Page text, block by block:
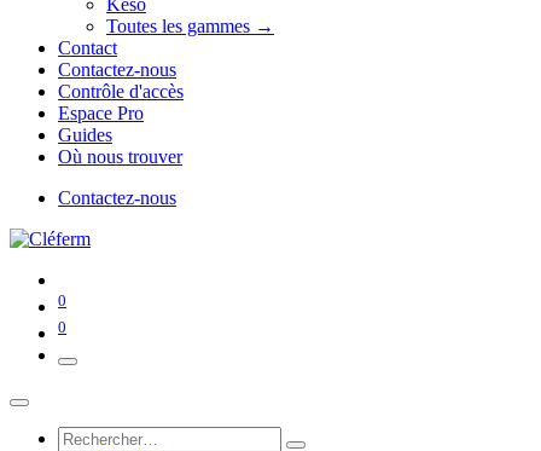
Toutes les gammes →
Contact
Contactez-nous
Contrôle d'accès
Espace Pro
Guides
Où nous trouver
Contactez-nous
0
0